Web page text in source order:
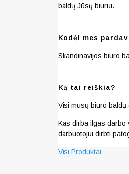
baldų Jūsų biurui.
Kodėl mes
Skandinavijos biuro
Ką tai reiškia?
Visi mūsų biuro baldų
Kas dirba ilgas darbo
darbuotojui dirbti
Visi Produktai